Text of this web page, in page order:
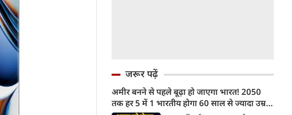
जरूर पढ़ें
अमीर बनने से पहले बूढ़ा हो जाएगा भारत! 2050
तक हर 5 में 1 भारतीय होगा 60 साल से ज्यादा उम्र